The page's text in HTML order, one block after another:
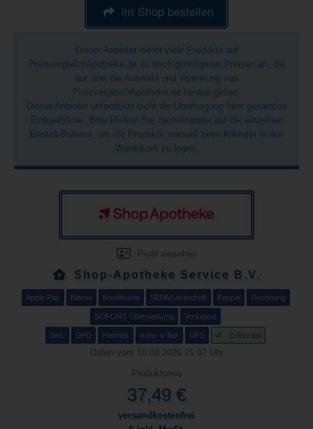
im Shop bestellen
Dieser Anbieter bietet viele Produkte auf
PreisvergleichApotheke.de zu noch günstigeren Preisen an, die
nur über die Auswahl und Verlinkung von
PreisvergleichApotheke.de heraus gelten.
Dieser Anbieter unterstützt nicht die Übertragung Ihrer gesamten
Einkaufsliste. Bitte klicken Sie nacheinander auf die einzelnen
Bestell-Buttons, um die Produkte manuell beim Anbieter in den
Warenkorb zu legen.
Profil einsehen
Shop-Apotheke Service B.V.
Apple Pay Klarna Kreditkarte SEPA/Lastschrift Paypal Rechnung
SOFORT Überweisung Vorkasse
DHL DPD Hermes trans-o-flex UPS E-Rezept
Daten vom 10.08.2026 21:07 Uhr
Produktpreis
37,49 €
versandkostenfrei